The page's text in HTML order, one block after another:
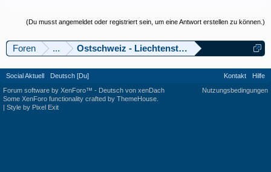
(Du musst angemeldet oder registriert sein, um eine Antwort erstellen zu können.)
Foren ... Ostschweiz - Liechtenstein
Social Aktuell Deutsch [Du] Kontakt
Hilfe
Nutzungsbedingungen
Forum software by XenForo™ - Deutsch von xenDach
Some XenForo functionality crafted by ThemeHouse
| Style by Pixel Exit